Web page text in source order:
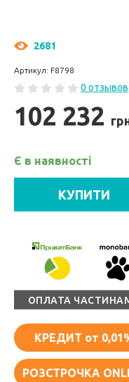
2681
Артикул: F8798
0 отзывов
102 232
Є в наявності
КУПИТИ
ОПЛАТА
КРЕДИТ от
РОЗСТРОЧКА